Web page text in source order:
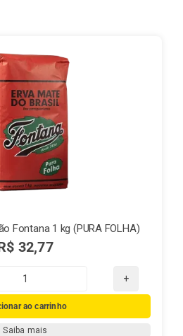
Blog
Fontana 1 kg (PURA FOLHA)
32,77
Erva
mate
-
ao carrinho
Saiba mais